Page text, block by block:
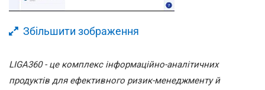
Збільшити зображення
LIGA360 - це комплекс інформаційно-аналітичних
продуктів для ефективного ризик-менеджменту й